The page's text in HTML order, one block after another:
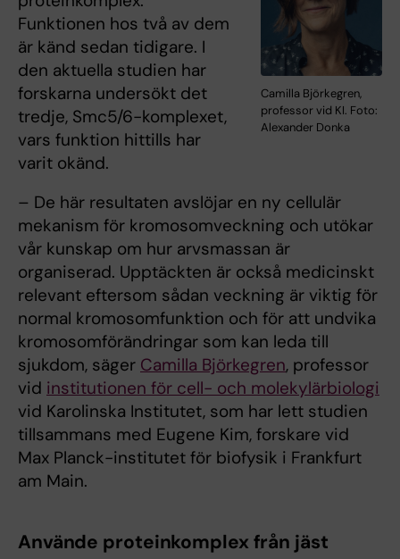
Camilla Björkegren,
professor vid KI. Foto:
Alexander Donka
Funktionen hos två av dem
är känd sedan tidigare. I
den aktuella studien har
forskarna undersökt det
tredje, Smc5/6-komplexet,
vars funktion hittills har
varit okänd.
– De här resultaten avslöjar en ny cellulär
mekanism för kromosomveckning och utökar
vår kunskap om hur arvsmassan är
organiserad. Upptäckten är också medicinskt
relevant eftersom sådan veckning är viktig för
normal kromosomfunktion och för att undvika
kromosomförändringar som kan leda till
sjukdom, säger Camilla Björkegren, professor
vid institutionen för cell- och molekylärbiologi
vid Karolinska Institutet, som har lett studien
tillsammans med Eugene Kim, forskare vid
Max Planck-institutet för biofysik i Frankfurt
am Main.
Använde proteinkomplex från jäst